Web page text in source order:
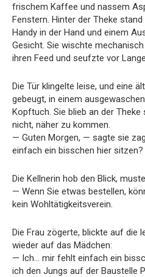
frischem Kaffee und nassem
Fenstern. Hinter der Theke
Handy in der Hand und einem
Gesicht. Sie wischte
ihren Feed und seufzte vor
Die Tür klingelte leise, und eine
gebeugt, in einem
Kopftuch. Sie blieb an der
nicht, näher zu kommen.
— Guten Morgen, — sagte sie
einfach ein bisschen hier sitzen?
Die Kellnerin hob den Blick,
— Wenn Sie etwas bestellen,
kein Wohltätigkeitsverein.
Die Frau zögerte, blickte auf die
wieder auf das Mädchen:
— Ich… mir fehlt einfach ein
ich den Jungs auf der Baustelle